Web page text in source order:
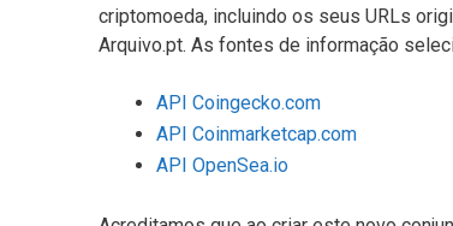
criptomoeda, incluindo os seus URLs
Arquivo.pt. As fontes de informação
API Coingecko.com
API Coinmarketcap.com
API OpenSea.io